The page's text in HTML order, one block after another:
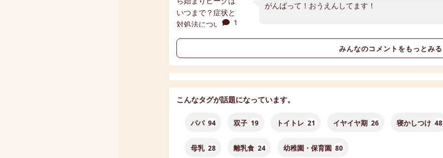
1
がんばって！おうえんしてます！
みんなのコメントをもっとみる
こんなタグが話題になっています。
パパ 94 双子 19 トイトレ 21 イヤイヤ期 26 寝かしつけ 48
母乳 28 離乳食 24 幼稚園・保育園 80